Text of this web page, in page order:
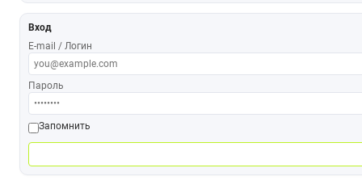
Вход
E-mail / Логин
Пароль
Запомнить